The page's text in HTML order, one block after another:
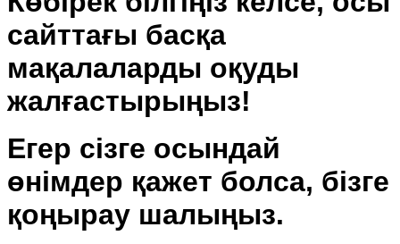
сайттағы басқа
мақалаларды оқуды
жалғастырыңыз!
Егер сізге осындай
өнімдер қажет болса, бізге
қоңырау шалыңыз.